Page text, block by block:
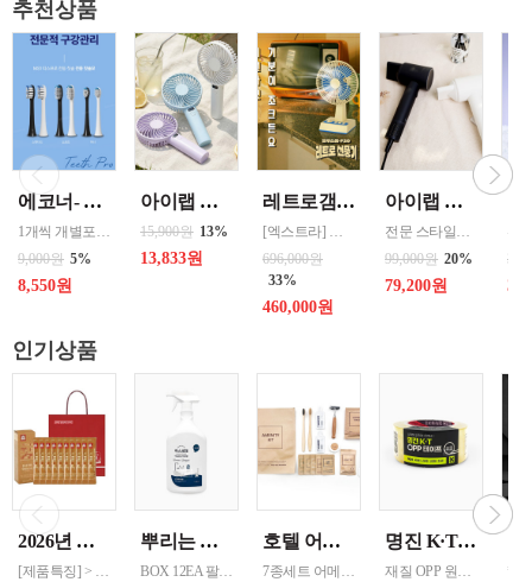
추천상품
에코너- MS2 티스프로 음파 전동칫솔모 1입 단품 *3개 / 색상선택 화이트 블랙 선택
9,000원 5%
8,550원
아이랩 클래식 LED 팬 2026년신형 3단계바람조절 LED 무선 테이블가능
15,900원 13%
13,833원
레트로갬성선풍기 F20[도매대박스20개]
696,000원
33%
460,000원
아이랩 윈드소닉 헤어드라이어 화이트 블랙 드라이기 헤어드라이기
99,000원 20%
79,200원
인기상품
2026년 설명절 선물세트 [정관장] 홍삼기보데일리스틱 10ml*10포
[제품특징] > 120여 년 노하우로 재배된 6년근 홍과 제조기술로 추출 > 100% 계약재배를 통한 6년근 인삼 > 430여 가지의까다로운 품질 검사 > 액상형 농축액으로 음용이 쉬움 [제품성분] > 덱스트린, 정제수, 홍삼농축액(6년근, 고형분 64%, 홍삼성분 70mg/g 이상, 국산) 6.5%, 녹용추출액(뉴질랜드산), 식물혼합농축액(작약
뿌리는 락스세제(욕실용) 1,000ml 12개 한박스단위 판매
BOX 12EA 팔레트 0.0123 원산지 한국 BARCODE 8809367760815
호텔 어메니티 여행용 세면도구 50세트 대박스로만 판매 친환경 트레블세트 해외여행준비물 여행세트 일회용세면도구 어메니티세트
7종세트 어메니티 단체
명진 K·T OPP테이프 80M(투명) 48mmx80M 50개 한박스단위 판매
재질 OPP 원산지 한국 BARCODE 8809357185789